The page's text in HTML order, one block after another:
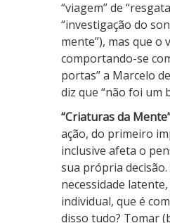
“viagem” de
“investigação do
mente”), mas que
comportando-se
portas” a Marcelo
diz que “não foi um
“Criaturas da
ação, do primeiro
inclusive afeta o
sua própria
necessidade
individual, que é
disso tudo? Tomar